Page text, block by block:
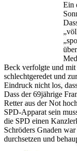
Ein
Beck verfolgte und mit
schlechtgeredet und
Eindruck nicht los,
Dass der 69jährige
Retter aus der Not
SPD-Apparat sein
die SPD einen
Schröders Gnaden
durchsetzen und